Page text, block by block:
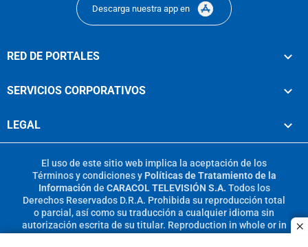
Descarga nuestra app en
RED DE PORTALES
SERVICIOS CORPORATIVOS
LEGAL
El uso de este sitio web implica la aceptación de los
Términos y condicionesy Políticas de Tratamiento de la
Información de CARACOL TELEVISIÓN S.A. Todos los
Derechos Reservados D.R.A. Prohibida su reproducción total
o parcial, así como su traducción a cualquier idioma sin
autorización escrita de su titular. Reproduction in whole or in